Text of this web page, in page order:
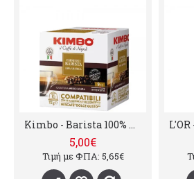
Kimbo - Barista 100% Arabica, 16x Dolce Gusto συμβατές κάψουλες
5,00€
Τιμή με ΦΠΑ: 5,65€